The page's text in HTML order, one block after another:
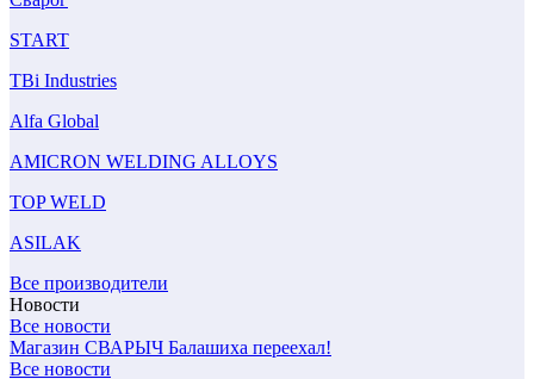
START
TBi Industries
Alfa Global
AMICRON WELDING ALLOYS
TOP WELD
ASILAK
Все производители
Новости
Все новости
Магазин СВАРЫЧ Балашиха переехал!
Все новости